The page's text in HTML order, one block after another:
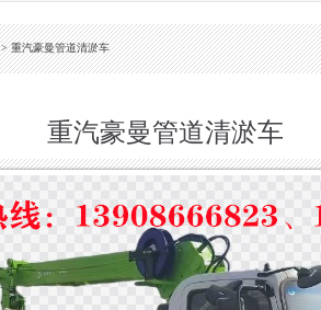
重汽豪曼管道清淤车
重汽豪曼管道清淤车